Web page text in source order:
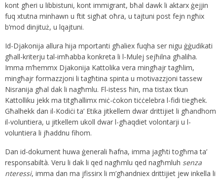
kont għeri u libbistuni, kont immigrant, bħal dawk li aktarx ġejjin
fuq xtutna minhawn u ftit sigħat oħra, u tajtuni post fejn ngħix
b’mod dinjituż, u lqajtuni.
Id-Djakonija allura hija mportanti għaliex fuqha ser nigu ġġudikati
għall-kriterju tal-imħabba konkreta li l-Mulej sejħilna għaliha.
Imma m’hemmx Djakonija Kattolika vera mingħajr tagħlim,
mingħajr formazzjoni li tagħtina spinta u motivazzjoni tassew
Nisranija għal dak li nagħmlu. Fl-istess ħin, ma tistax tkun
Kattolliku jekk ma titgħallimx miċ-ċokon tiċċelebra l-fidi tiegħek.
Għalhekk dan il-Kodiċi ta’ Etika jitkellem dwar drittijiet li għandhom
il-voluntiera, u jitkellem ukoll dwar l-għaqdiet volontarji u l-
voluntiera li jħaddnu fihom.
Dan id-dokument huwa ġenerali ħafna, imma jagħti togħma ta’
responsabiltà. Veru li dak li qed nagħmlu qed nagħmluh senza
nteressi, imma dan ma jfissirx li m’għandniex drittijiet jew inkella li